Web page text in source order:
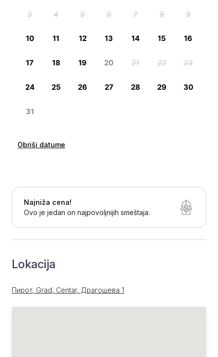
Obriši datume
Najniža cena!
Ovo je jedan on najpovoljnijih smeštaja.
Lokacija
Пирот, Grad, Centar, Драгошева 1